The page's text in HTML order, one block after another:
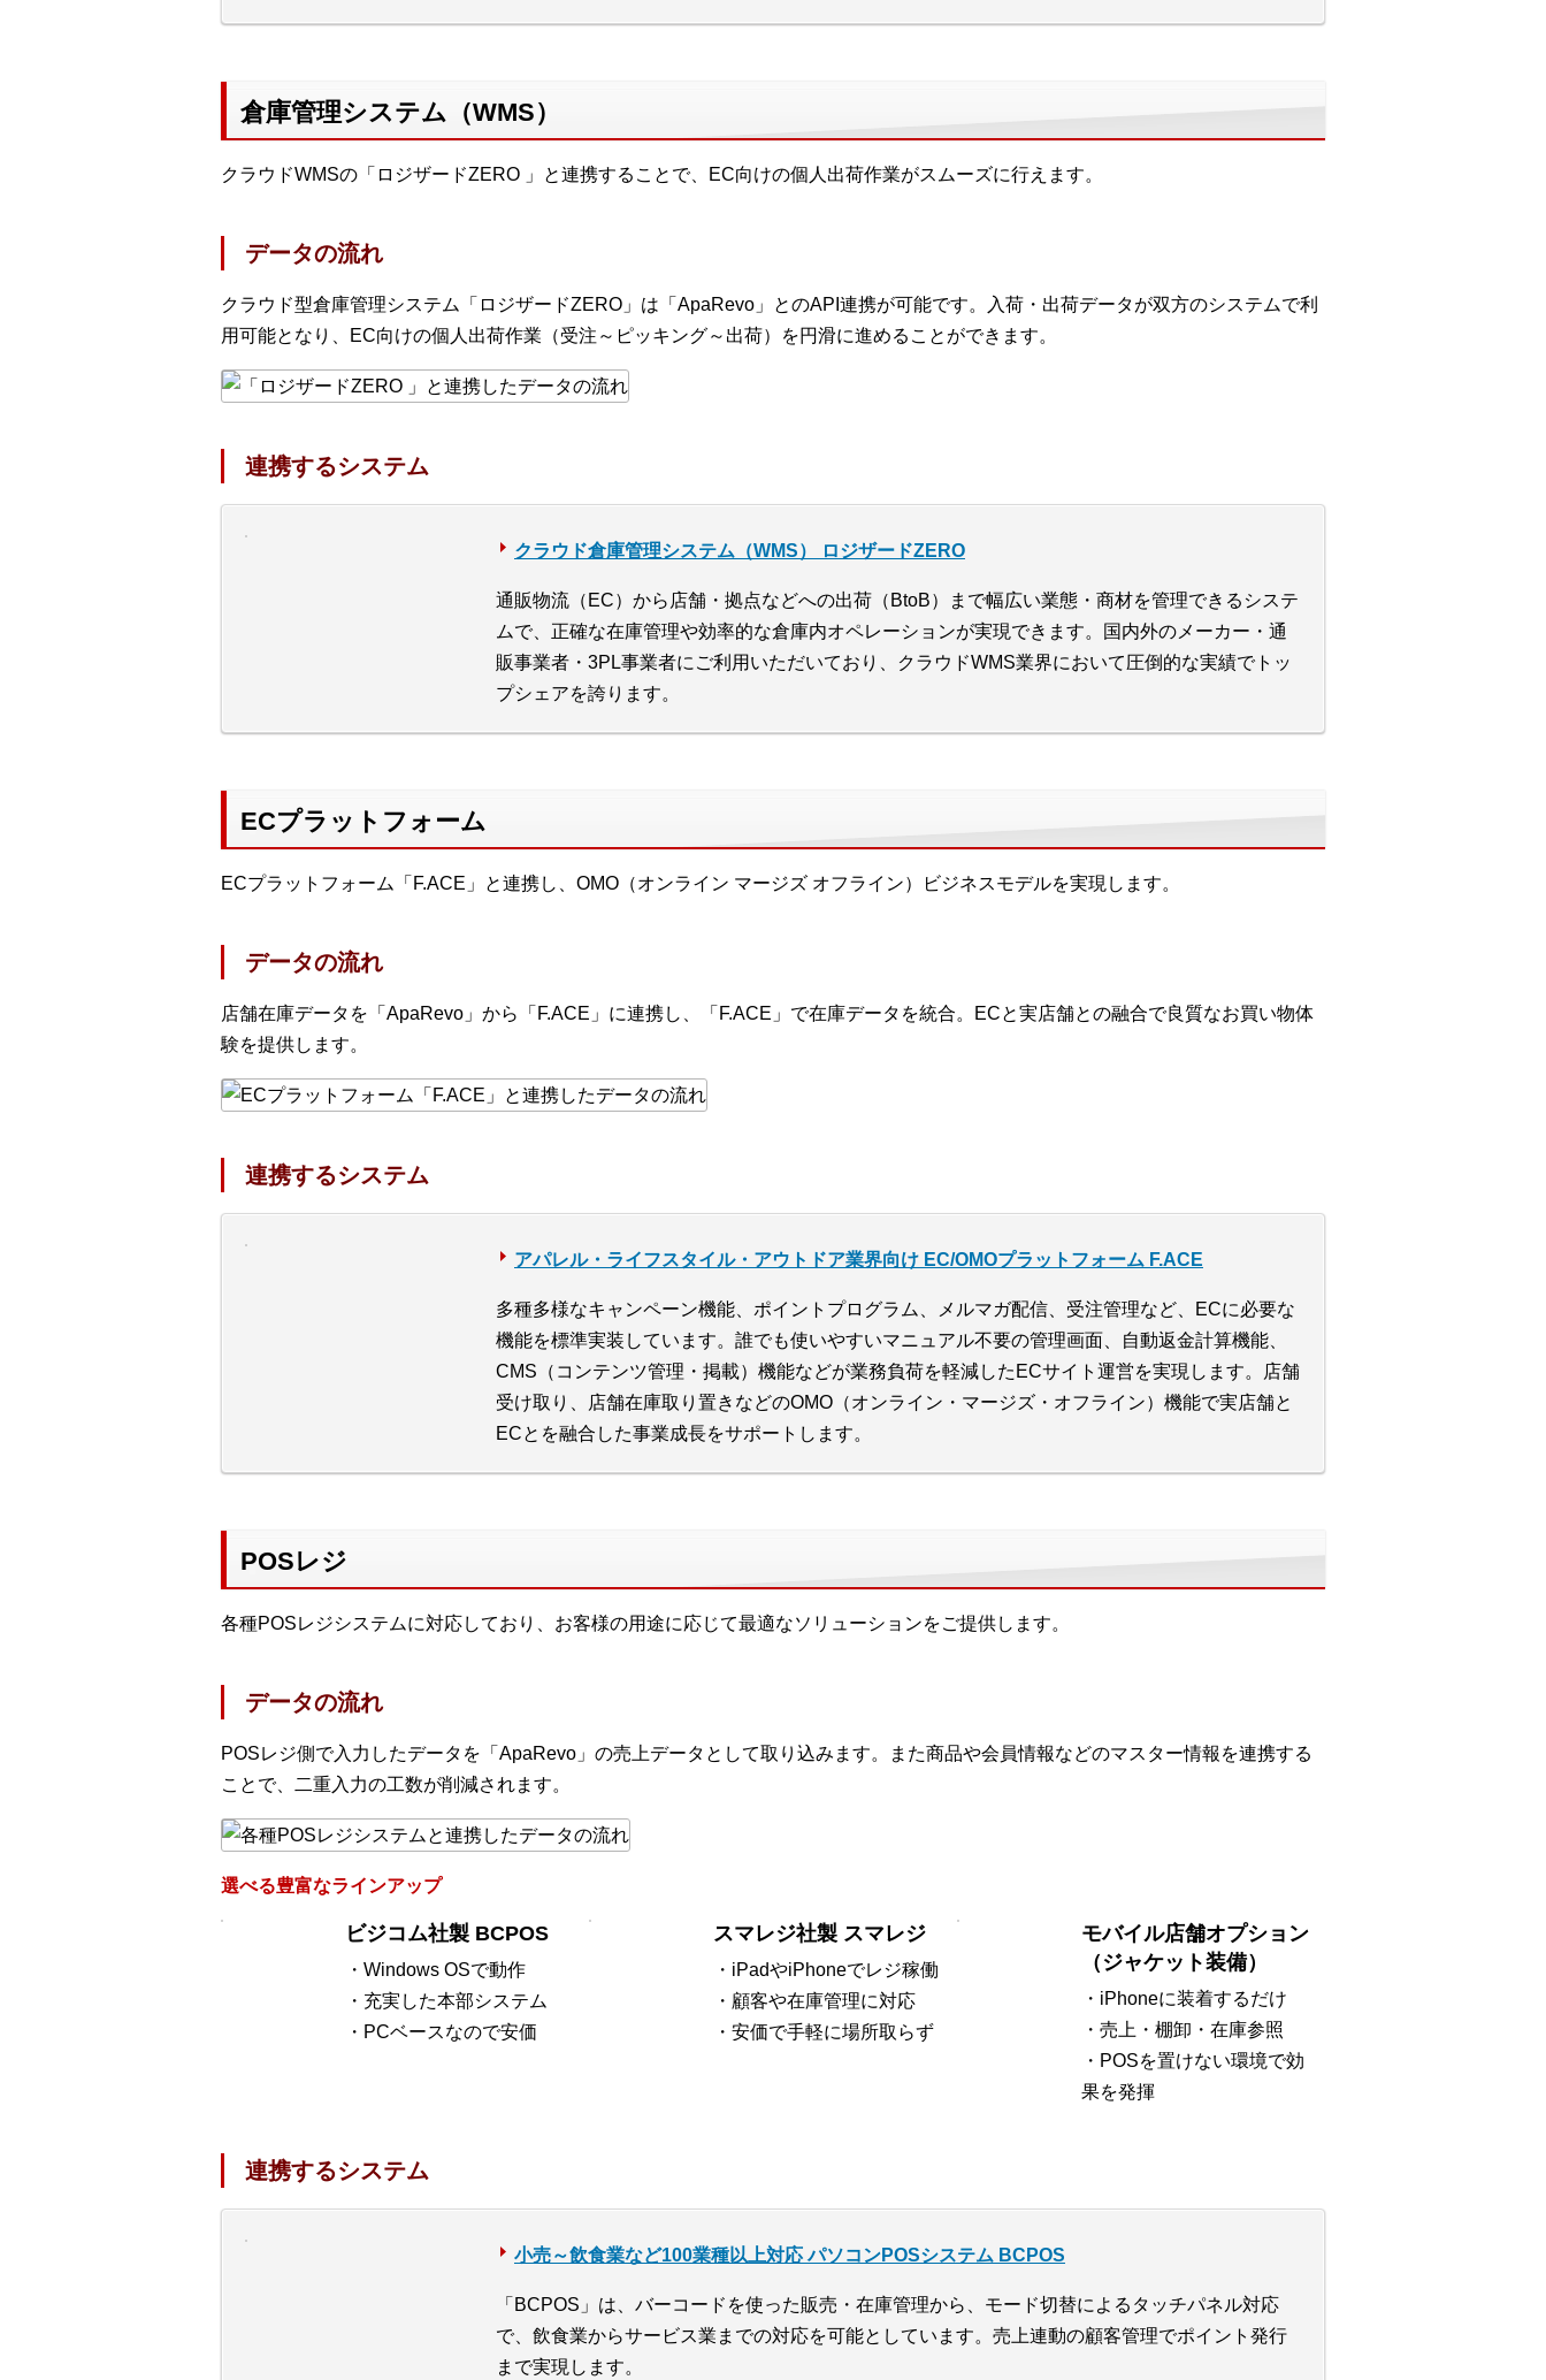
倉庫管理システム（WMS）
クラウドWMSの「ロジザードZERO 」と連携することで、EC向けの個人出荷作業がスムーズに行えます。
データの流れ
クラウド型倉庫管理システム「ロジザードZERO」は「ApaRevo」とのAPI連携が可能です。入荷・出荷データが双方のシステムで利
用可能となり、EC向けの個人出荷作業（受注～ピッキング～出荷）を円滑に進めることができます。
連携するシステム
クラウド倉庫管理システム（WMS） ロジザードZERO
通販物流（EC）から店舗・拠点などへの出荷（BtoB）まで幅広い業態・商材を管理できるシステ
ムで、正確な在庫管理や効率的な倉庫内オペレーションが実現できます。国内外のメーカー・通
販事業者・3PL事業者にご利用いただいており、クラウドWMS業界において圧倒的な実績でトッ
プシェアを誇ります。
ECプラットフォーム
ECプラットフォーム「F.ACE」と連携し、OMO（オンライン マージズ オフライン）ビジネスモデルを実現します。
データの流れ
店舗在庫データを「ApaRevo」から「F.ACE」に連携し、「F.ACE」で在庫データを統合。ECと実店舗との融合で良質なお買い物体
験を提供します。
連携するシステム
アパレル・ライフスタイル・アウトドア業界向け EC/OMOプラットフォーム F.ACE
多種多様なキャンペーン機能、ポイントプログラム、メルマガ配信、受注管理など、ECに必要な
機能を標準実装しています。誰でも使いやすいマニュアル不要の管理画面、自動返金計算機能、
CMS（コンテンツ管理・掲載）機能などが業務負荷を軽減したECサイト運営を実現します。店舗
受け取り、店舗在庫取り置きなどのOMO（オンライン・マージズ・オフライン）機能で実店舗と
ECとを融合した事業成長をサポートします。
POSレジ
各種POSレジシステムに対応しており、お客様の用途に応じて最適なソリューションをご提供します。
データの流れ
POSレジ側で入力したデータを「ApaRevo」の売上データとして取り込みます。また商品や会員情報などのマスター情報を連携する
ことで、二重入力の工数が削減されます。
選べる豊富なラインアップ
ビジコム社製 BCPOS
・Windows OSで動作
・充実した本部システム
・PCベースなので安価
スマレジ社製 スマレジ
・iPadやiPhoneでレジ稼働
・顧客や在庫管理に対応
・安価で手軽に場所取らず
モバイル店舗オプション
（ジャケット装備）
・iPhoneに装着するだけ
・売上・棚卸・在庫参照
・POSを置けない環境で効
果を発揮
連携するシステム
小売～飲食業など100業種以上対応 パソコンPOSシステム BCPOS
「BCPOS」は、バーコードを使った販売・在庫管理から、モード切替によるタッチパネル対応
で、飲食業からサービス業までの対応を可能としています。売上連動の顧客管理でポイント発行
まで実現します。